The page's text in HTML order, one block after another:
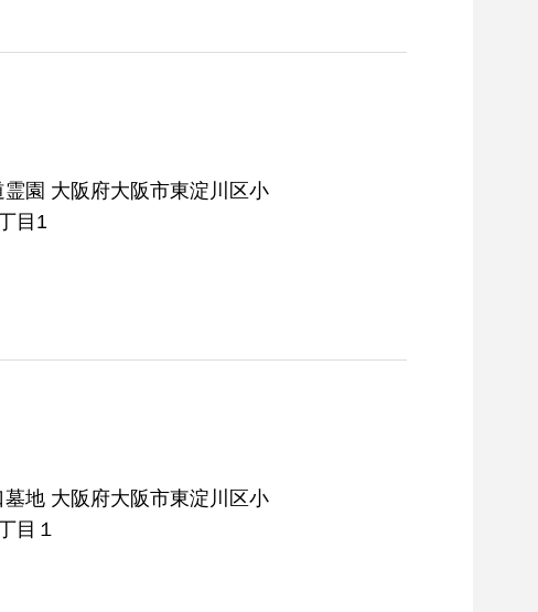
阪市東淀川区小
目1
阪市東淀川区小
目１